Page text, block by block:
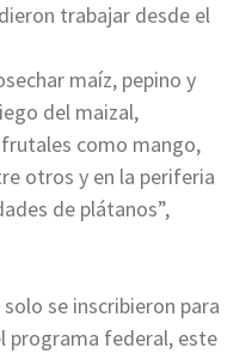
trabajar desde el
maíz, pepino y
del maizal,
como mango,
otros y en la periferia
de plátanos”,
se inscribieron para
programa federal, este